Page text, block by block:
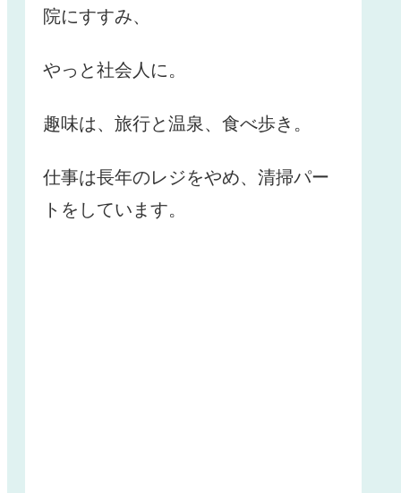
院にすすみ、
やっと社会人に。
趣味は、旅行と温泉、食べ歩き。
仕事は長年のレジをやめ、清掃パー
トをしています。